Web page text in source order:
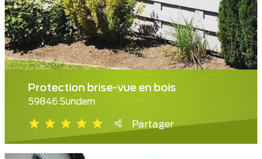
Protection brise-vue en bois
59846 Sundern
Partager